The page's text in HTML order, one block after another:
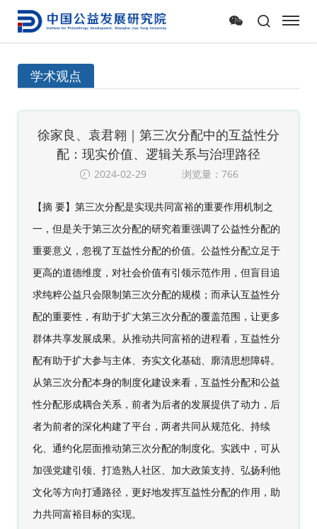
学术观点
徐家良、袁君翱｜第三次分配中的互益性分
配：现实价值、逻辑关系与治理路径
2024-02-29 浏览量：766
【摘 要】第三次分配是实现共同富裕的重要作用机制之
一，但是关于第三次分配的研究着重强调了公益性分配的
重要意义，忽视了互益性分配的价值。 公益性分配立足于
更高的道德维度，对社会价值有引领示范作用，但盲目追
求纯粹公益只会限制第三次分配的规模； 而承认互益性分
配的重要性，有助于扩大第三次分配的覆盖范围，让更多
群体共享发展成果。
从推动共同富裕的进程看，互益性分
配有助于扩大参与主体、夯实文化基础、廓清思想障碍。
从第三次分配本身的制度化建设来看，互益性分配和公益
性分配形成耦合关系，前者为后者的发展提供了动力，后
者为前者的深化构建了平台，两者共同从规范化、持续
化、通约化层面推动第三次分配的制度化。 实践中，可从
加强党建引领、 打造熟人社区、加大政策支持、弘扬利他
文化等方向打通路径，更好地发挥互益性分配的作用，助
力共同富裕目标的实现。